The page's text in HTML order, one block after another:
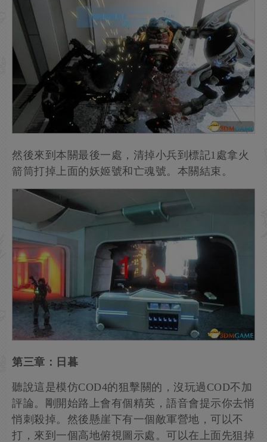
然後來到本關最後一處，清掉小兵到標記1處拿火
箭筒打掉上面的妖姬號和亡魂號。本關結束。
第三章：日暮
聽說這是模仿COD4的狙擊關的，沒玩過COD不加
評論。剛開始路上會有個精英，語音會提示你去悄
悄刺殺掉。然後懸崖下有一個敵軍營地，可以不
打，來到一個高地俯視圖示處。可以在上面先狙掉